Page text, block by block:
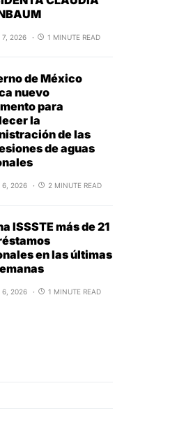
7, 2026 1 MINUTE READ
de México
nuevo
para
la
de las
de aguas
6, 2026 2 MINUTE READ
ISSSTE más de 21
en las últimas
6, 2026 1 MINUTE READ